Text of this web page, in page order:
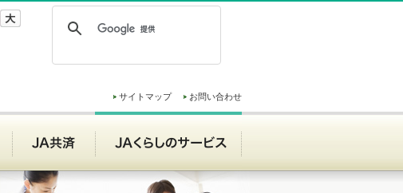
サイトマップ お問い合わせ
JAバンク JA共済 JAくらしのサービス
JAくらしのサービス